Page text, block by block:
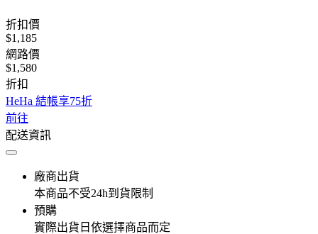
折扣價
$1,185
網路價
$1,580
折扣
HeHa 結帳享75折
前往
配送資訊
廠商出貨
本商品不受24h到貨限制
預購
實際出貨日依選擇商品而定